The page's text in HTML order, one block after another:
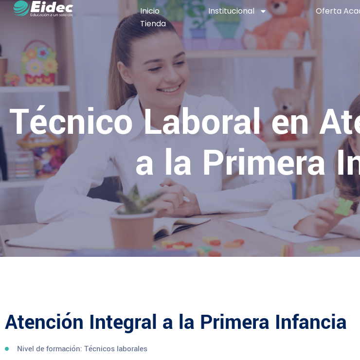
Inicio Institucional Oferta
Tienda
Técnico Laboral en
a la Primera
Atención Integral a la Primera Infancia
Nivel de formación: Técnicos laborales